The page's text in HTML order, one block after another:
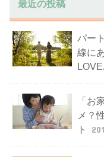
最近の投稿
パー
線に
「お
メ？
ト